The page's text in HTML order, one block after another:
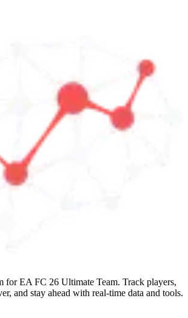
for EA FC 26 Ultimate Team. Track players,
and stay ahead with real-time data and tools.